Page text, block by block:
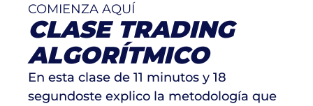
COMIENZA AQUÍ
CLASE TRADING
ALGORÍTMICO
En esta clase de 11 minutos y 18
segundoste explico la metodología que